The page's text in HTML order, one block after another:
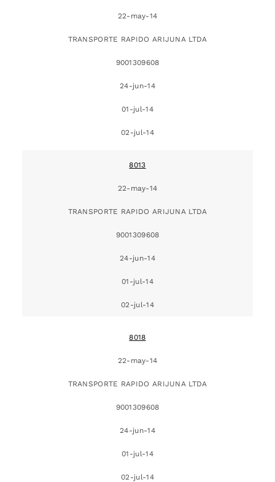
22-may-14
TRANSPORTE RAPIDO ARIJUNA LTDA
9001309608
24-jun-14
01-jul-14
02-jul-14
8013
22-may-14
TRANSPORTE RAPIDO ARIJUNA LTDA
9001309608
24-jun-14
01-jul-14
02-jul-14
8018
22-may-14
TRANSPORTE RAPIDO ARIJUNA LTDA
9001309608
24-jun-14
01-jul-14
02-jul-14